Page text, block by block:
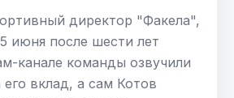
директор "Факела",
июня после шести лет
канале команды озвучили
его вклад, а сам Котов